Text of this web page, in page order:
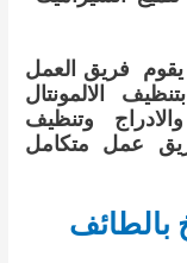
يقوم فريق العمل
الالمونتال
وتنظيف
عمل متكامل